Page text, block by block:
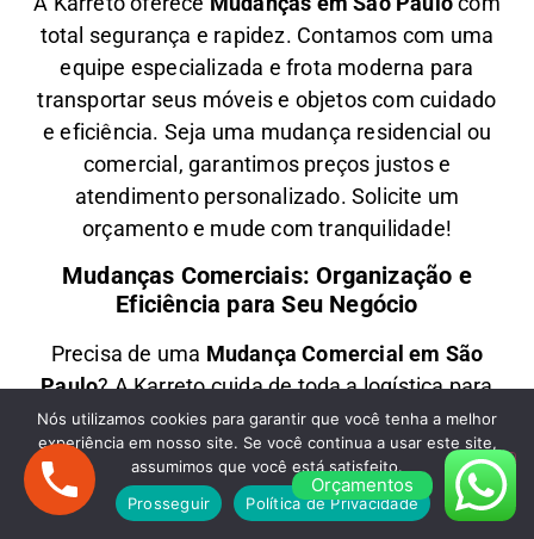
total segurança e rapidez. Contamos com uma
equipe especializada e frota moderna para
transportar seus móveis e objetos comcuidado
e eficiência. Seja uma mudança residencial ou
comercial , garantimos preços justos e
atendimento personalizado. Solicite um
orçamento e mude com tranquilidade!
Mudanças Comerciais: Organização e
Eficiência para Seu Negócio
Precisa de uma Mudança Comercial em São
Paulo? AKarretocuida de toda a logística para
escritórios, lojas e empresas, minimizando
impactos e garantindo agilidade na realocação
dos seus móveis e equipamentos. Com equipe
treinada e planejamento estratégico, sua
Orçamentos
Nós utilizamos cookies para garantir que você tenha a melhor
experiência em nosso site. Se você continua a usar este site,
assumimos que você está satisfeito.
Prosseguir
Política de Privacidade